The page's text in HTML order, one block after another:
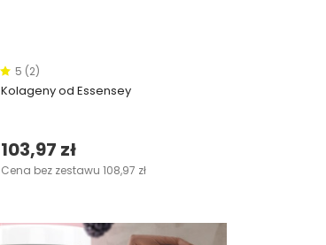
5 (2)
Kolageny od Essensey
103,97 zł
Cena bez zestawu 108,97 zł